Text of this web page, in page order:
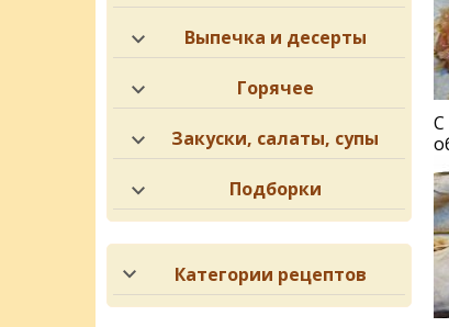
С
Выпечка и десерты
Горячее
Закуски, салаты, супы
Подборки
Категории рецептов